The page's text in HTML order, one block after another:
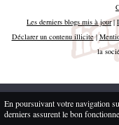
En poursuivant votre navigation
derniers assurent le bon
Les derniers blogs mis à jour|
Déclarer un contenu illicite|
la